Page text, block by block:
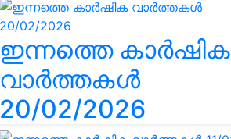
ഇന്നത്തെ കാർഷിക
വാർത്തകൾ
20/02/2026